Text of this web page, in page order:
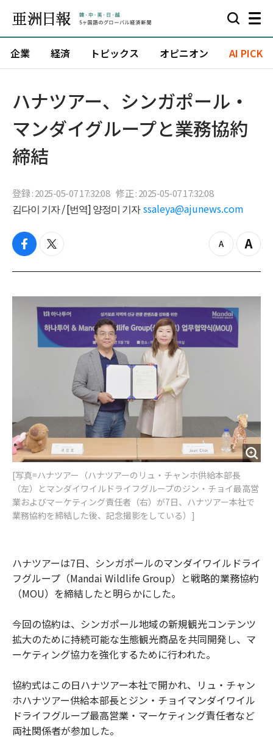
企業 経済 トピックス オピニオン AI PICK
ハナツアー、シンガポール・
マンダイグループと業務協約
締結
登録 : 2025-05-07 17:32:08 修正 : 2025-05-07 17:32:08
김다이 기자 / [번역] 양정미 기자 ssaleya@ajunews.com
f
c
b
t
i
t
e
r
z
o
o
u
t
Z
o
i
[写真=ハナツアー（ハナツアーのリュ・チャンホ供給本部長
（左）とマンダイワイルドライフグループのジン・チョイ最高営
業およびマーケティング責任者（右）が7日、ハナツアー本社で
業務協約を締結した後、記念撮影をしている）]
ハナツアーは7日、シンガポールのマンダイワイルドライ
フグループ（Mandai Wildlife Group）と戦略的業務協約
（MOU）を締結したと明らかにした。
今回の協約は、シンガポール地域の新規観光コンテンツ
拡大のために持続可能な生態観光商品を共同開発し、マ
ーケティング協力を強化するために行われた。
協約式はこの日ハナツアー本社で開かれ、リュ・チャン
ホハナツアー供給本部長とジン・チョイマンダイワイル
ドライフグループ最高営業・マーケティング責任者など
両社関係者が参加した。